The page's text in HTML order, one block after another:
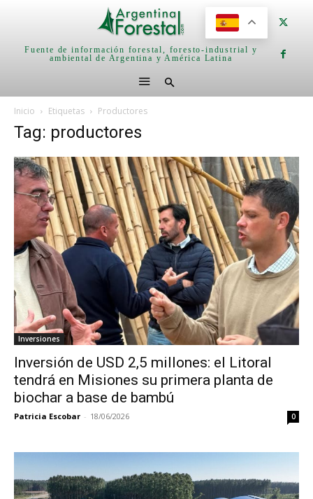
Fuente de información forestal, foresto-industrial y
ambiental de Argentina y América Latina
Inicio Etiquetas Productores
Tag: productores
Inversiones
Inversión de USD 2,5 millones: el Litoral
tendrá en Misiones su primera planta de
biochar a base de bambú
Patricia Escobar - 18/06/2026 0